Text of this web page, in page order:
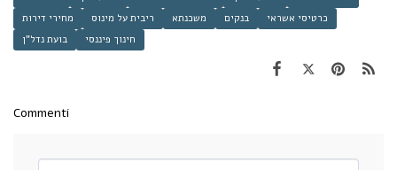
מחירי דירות
ריבית על מינוס משכנתא בנקים
כרטיסי אשראי
בועת נדל"ן
חינוך פיננסי
Commenti